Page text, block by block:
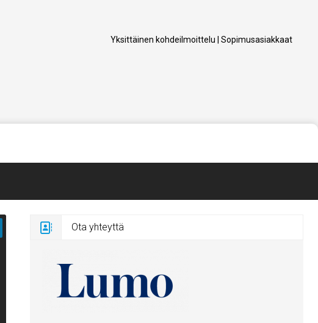
Yksittäinen kohdeilmoittelu Sopimusasiakkaat
Ota yhteyttä